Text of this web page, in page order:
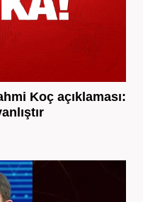
Koç açıklaması: